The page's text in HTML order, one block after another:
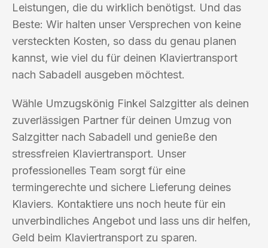
Leistungen, die du wirklich benötigst. Und das
Beste: Wir halten unser Versprechen von keine
versteckten Kosten, so dass du genau planen
kannst, wie viel du für deinen Klaviertransport
nach Sabadell ausgeben möchtest.
Wähle Umzugskönig Finkel Salzgitter als deinen
zuverlässigen Partner für deinen Umzug von
Salzgitter nach Sabadell und genieße den
stressfreien Klaviertransport. Unser
professionelles Team sorgt für eine
termingerechte und sichere Lieferung deines
Klaviers. Kontaktiere uns noch heute für ein
unverbindliches Angebot und lass uns dir helfen,
Geld beim Klaviertransport zu sparen.